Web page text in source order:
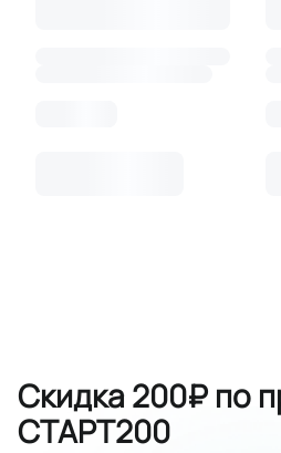
Скидка 200₽ по
СТАРТ200